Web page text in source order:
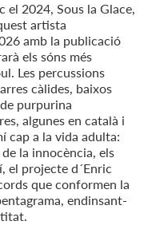
el 2024, Sous la Glace,
artista
amb la publicació
els sóns més
Les percussions
càlides, baixos
purpurina
algunes en català i
cap a la vida adulta:
la innocència, els
el projecte d´Enric
que conformen la
endinsant-